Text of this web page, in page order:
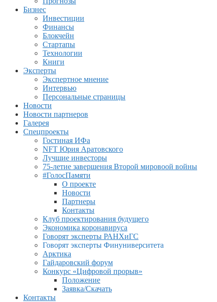
Бизнес
Инвестиции
Финансы
Блокчейн
Стартапы
Технологии
Книги
Эксперты
Экспертное мнение
Интервью
Персональные страницы
Новости
Новости партнеров
Галерея
Спецпроекты
Гостиная ИФа
NFT Юрия Аратовского
Лучшие инвесторы
75-летие завершения Второй мировоой войны
#ГолосПамяти
О проекте
Новости
Партнеры
Контакты
Клуб проектирования будущего
Экономика коронавируса
Говорят эксперты РАНХиГС
Говорят эксперты Финуниверситета
Арктика
Гайдаровский форум
Конкурс «Цифровой прорыв»
Положение
Заявка/Скачать
Контакты